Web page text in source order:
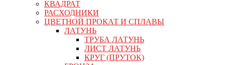
КВАДРАТ
РАСХОДНИКИ
ЦВЕТНОЙ ПРОКАТ И СПЛАВЫ
ЛАТУНЬ
ТРУБА ЛАТУНЬ
ЛИСТ ЛАТУНЬ
КРУГ (ПРУТОК)